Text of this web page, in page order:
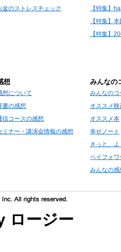
金のストレスチェック
【特集】
【特集】
【特集】
想
想について
書の感想
信コースの感想
ミナー・講演会情報の感想
みんなの
みんなの
オススメ映
オススメ本
幸せノート
きっと、
ペイフォワ
みんなの感
ロージー